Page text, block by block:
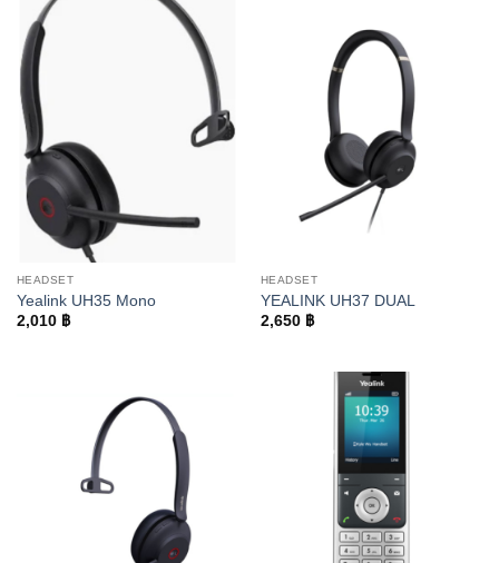
HEADSET
Yealink UH35 Mono
2,010 ฿
HEADSET
YEALINK UH37 DUAL
2,650 ฿